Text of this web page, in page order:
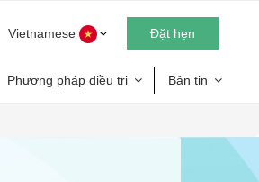
Vietnamese Đặt hẹn
Phương pháp điều trị Bản tin